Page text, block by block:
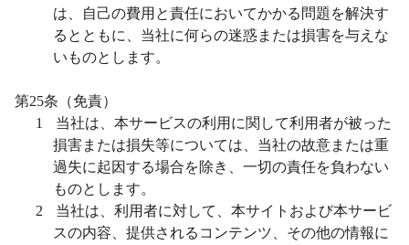
は、自己の費用と責任においてかかる問題を解決す
るとともに、当社に何らの迷惑または損害を与えな
いものとします。
第25条（免責）
1
当社は、本サービスの利用に関して利用者が被った
損害または損失等については、当社の故意または重
過失に起因する場合を除き、一切の責任を負わない
ものとします。
2
当社は、利用者に対して、本サイトおよび本サービ
スの内容、提供されるコンテンツ、その他の情報に